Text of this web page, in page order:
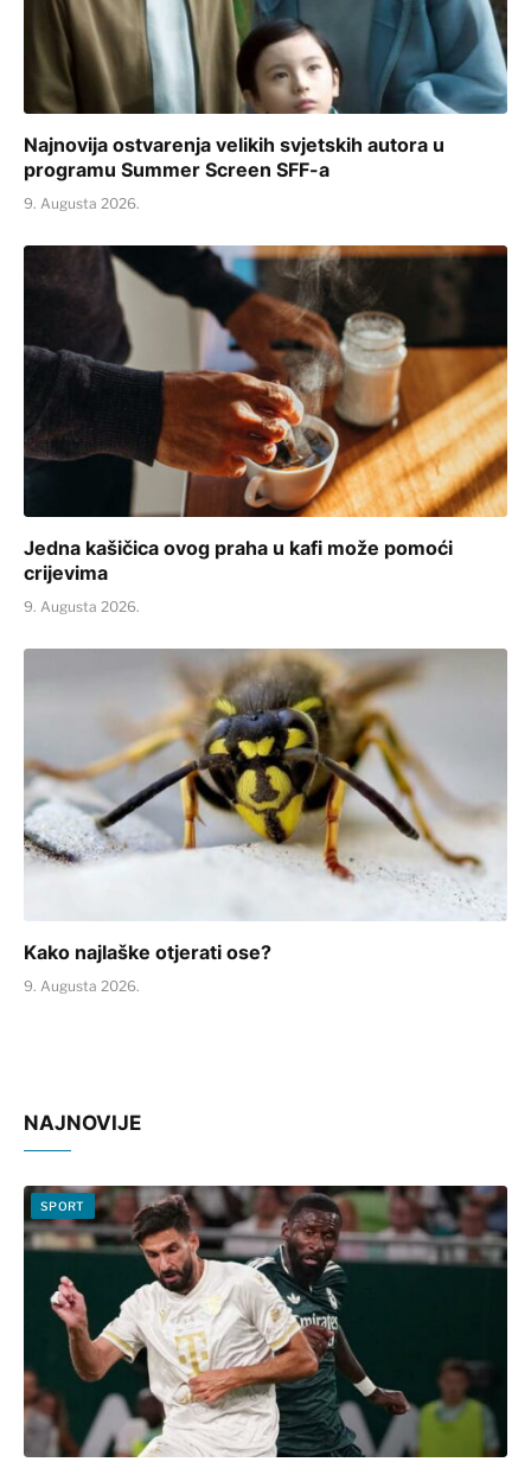
Najnovija ostvarenja velikih svjetskih autora u
programu Summer Screen SFF-a
9. Augusta 2026.
Jedna kašičica ovog praha u kafi može pomoći
crijevima
9. Augusta 2026.
Kako najlaške otjerati ose?
9. Augusta 2026.
NAJNOVIJE
SPORT